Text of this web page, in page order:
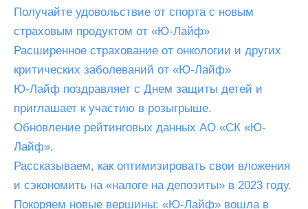
Получайте удовольствие от спорта с новым
страховым продуктом от «Ю-Лайф»
Расширенное страхование от онкологии и других
критических заболеваний от «Ю-Лайф»
Ю-Лайф поздравляет с Днем защиты детей и
приглашает к участию в розыгрыше.
Обновление рейтинговых данных АО «СК «Ю-
Лайф».
Рассказываем, как оптимизировать свои вложения
и сэкономить на «налоге на депозиты» в 2023 году.
Покоряем новые вершины: «Ю-Лайф» вошла в